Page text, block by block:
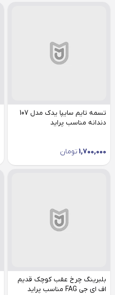
تسمه تایم سایپا یدک مدل 107
دندانه مناسب پراید
1,700,000 تومان
بلبرینگ چرخ عقب کوچک قدیم
اف ای جی FAG مناسب پراید